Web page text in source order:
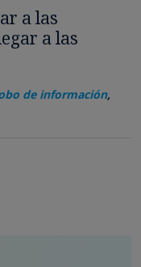
a las
a las
de información,